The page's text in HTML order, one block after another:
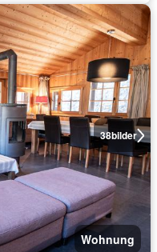
38bilder
Wohnung